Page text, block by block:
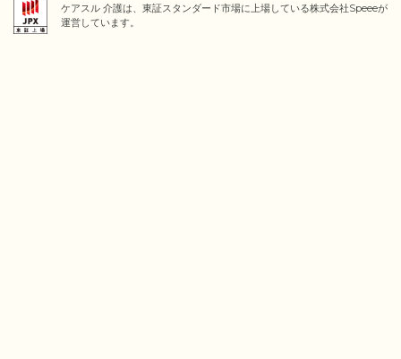
ケアスル 介護は、東証スタンダード市場に上場している株式会社Speeeが
運営しています。